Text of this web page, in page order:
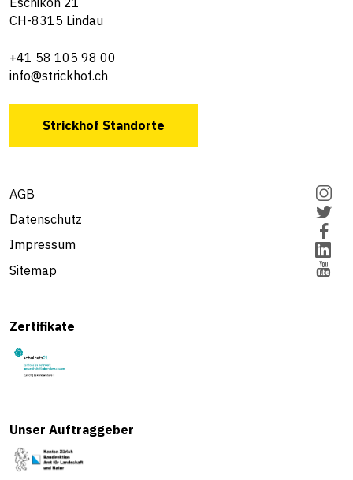
CH-8315 Lindau
+41 58 105 98 00
info@strickhof.ch
Strickhof Standorte
AGB
Datenschutz
Impressum
Sitemap
Zertifikate
Unser Auftraggeber